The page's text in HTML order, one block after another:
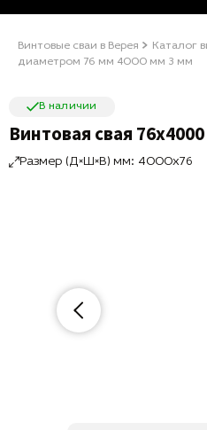
Винтовые сваи в Верея Каталог
диаметром 76 мм 4000 мм 3 мм
В наличии
Винтовая свая
Размер (Д×Ш×В) мм: 4000x76